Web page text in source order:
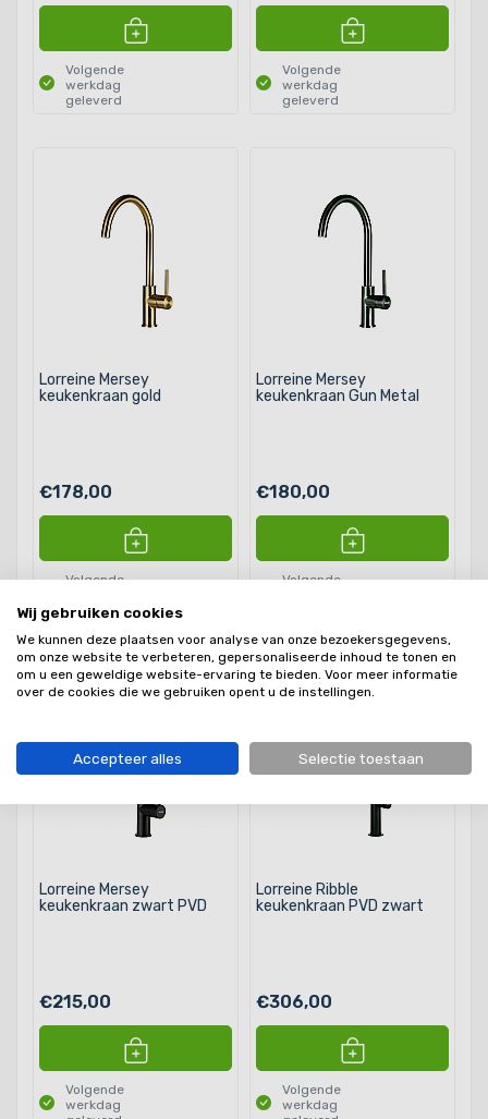
Volgende
werkdag
geleverd
Volgende
werkdag
geleverd
Lorreine Mersey
keukenkraan gold
€178,00
Volgende
geleverd
Lorreine Mersey
keukenkraan Gun Metal
€180,00
Volgende
Lorreine Mersey
keukenkraan zwart PVD
€215,00
Volgende
werkdag
Lorreine Ribble
keukenkraan PVD zwart
€306,00
Volgende
werkdag
Wij gebruiken cookies
We kunnen deze plaatsen voor analyse van onze bezoekersgegevens,
om onze website te verbeteren, gepersonaliseerde inhoud te tonen en
om u een geweldige website-ervaring te bieden. Voor meer informatie
over de cookies die we gebruiken opent u de instellingen.
Accepteer alles Selectie toestaan